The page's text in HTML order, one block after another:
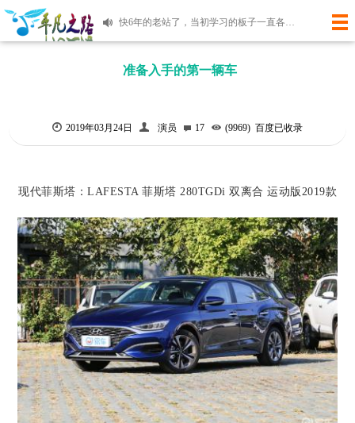
快6年的老站了，当初学习的板子一直各种更新代码到如今！麻雀虽小，但是五章俱全。有时间再研究吧！
使用微语记录您身边的新鲜事
准备入手的第一辆车
2019年03月24日 演员 17 (9969) 百度已收录
现代菲斯塔： LAFESTA 菲斯塔 280TGDi 双离合 运动版2019款